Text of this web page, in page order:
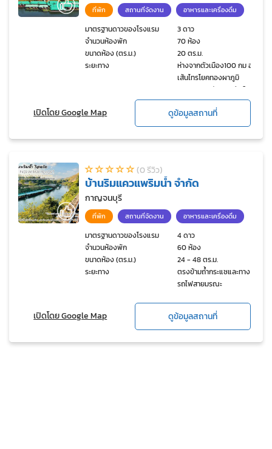
ที่พัก สถานที่จัดงาน อาหารและเครื่องดื่ม
มาตรฐานดาวของโรงแรม
3 ดาว
จำนวนห้องพัก
70 ห้อง
ขนาดห้อง (ตร.ม.)
20 ตร.ม.
ระยะทาง
ห่างจากตัวเมือง100 กม อยู่
เส้นไทรโยคทองผาภูมิ
กม.158 ซอยวัดดาวดึงส์
เปิดโดย Google Map ดูข้อมูลสถานที่
(0 รีวิว)
บ้านริมแควแพริมน้ำ จำกัด
กาญจนบุรี
ที่พัก สถานที่จัดงาน อาหารและเครื่องดื่ม
มาตรฐานดาวของโรงแรม
4 ดาว
จำนวนห้องพัก
60 ห้อง
ขนาดห้อง (ตร.ม.)
24 - 48 ตร.ม.
ระยะทาง
ตรงข้ามถ้ำกระแซและทาง
รถไฟสายมรณะ
เปิดโดย Google Map ดูข้อมูลสถานที่